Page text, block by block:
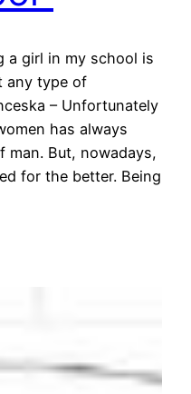
a girl in my school is
any type of
– Unfortunately
has always
man. But, nowadays,
for the better. Being